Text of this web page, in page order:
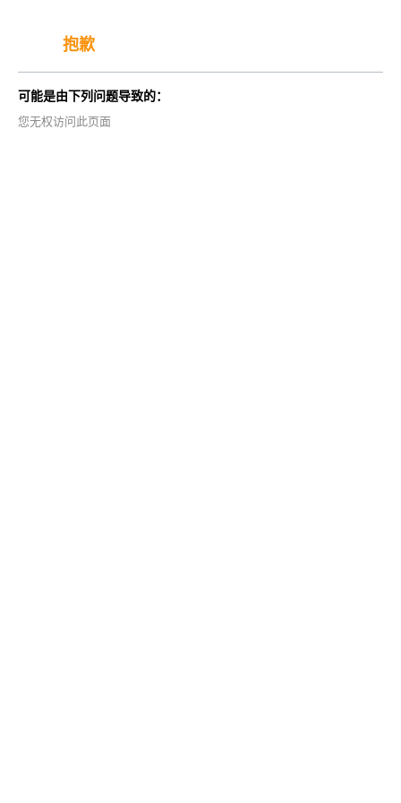
抱歉
可能是由下列问题导致的：
您无权访问此页面